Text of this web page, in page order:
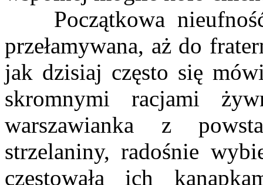
Początkowa nieufność
przełamywana, aż do
jak dzisiaj często się
skromnymi racjami
warszawianka z
strzelaniny, radośnie
częstowała ich